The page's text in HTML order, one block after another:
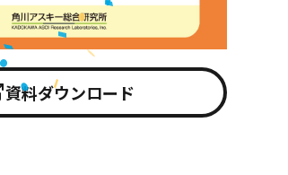
資料ダウンロード